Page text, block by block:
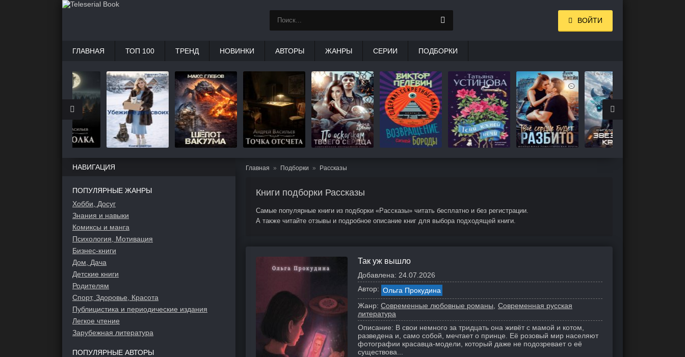
Главная Подборки Рассказы
Книги подборки Рассказы
Самые популярные книги из подборки «Рассказы» читать бесплатно и без регистрации.
А также читайте отзывы и подробное описание книг для выбора подходящей книги.
Так уж вышло
Добавлена: 24.07.2026
Автор: Ольга Прокудина
Жанр: Современные любовные романы
Современная русская
литература
Описание: В свои немного за тридцать она живёт с мамой и котом,
разведена и, само собой, мечтает о принце. Её розовый мир населяют
фотографии красавца-модели, который даже не подозревает о её
существова...
НАВИГАЦИЯ
ПОПУЛЯРНЫЕ ЖАНРЫ
Хобби, Досуг
Знания и навыки
Комиксы и манга
Психология, Мотивация
Бизнес-книги
Дом, Дача
Детские книги
Родителям
Спорт, Здоровье, Красота
Публицистика и периодические издания
Легкое чтение
Зарубежная литература
ПОПУЛЯРНЫЕ АВТОРЫ
ВОЙТИ
ГЛАВНАЯ ТОП 100 ТРЕНД НОВИНКИ АВТОРЫ ЖАНРЫ СЕРИИ ПОДБОРКИ